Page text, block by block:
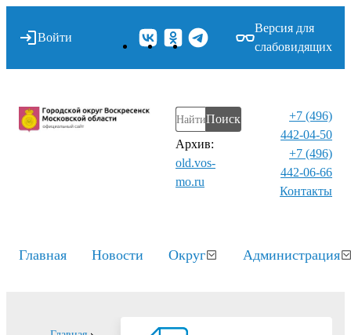
Войти
Версия для
слабовидящих
Поиск
Архив:
old.vos-
mo.ru
+7 (496)
442-04-50
+7 (496)
442-06-66
Контакты⁠
Главная Новости Округ Администрация